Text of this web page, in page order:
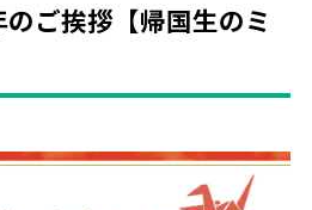
ご挨拶【帰国生のミ